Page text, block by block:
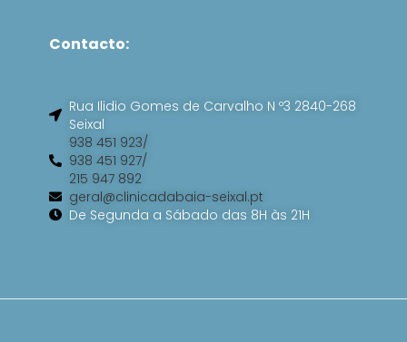
o
Contacto:
Rua Ilidio Gomes de Carvalho N º3 2840-268
Seixal
938 451 923/
938 451 927/
215 947 892
geral@clinicadabaia-seixal.pt
De Segunda a Sábado das 8H às 21H